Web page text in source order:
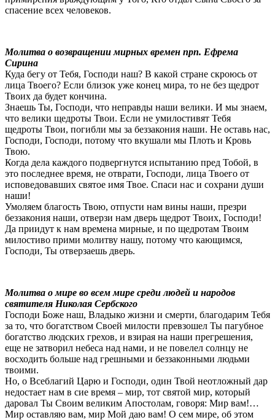
спасение всех человеков.
Молитва о возвращении мирных времен прп. Ефрема
Сирина
Куда бегу от Тебя, Господи наш? В какой стране скроюсь от
лица Твоего? Если близок уже конец мира, то не без щедрот
Твоих да будет кончина.
Знаешь Ты, Господи, что неправды наши велики. И мы знаем,
что велики щедроты Твои. Если не умилостивят Тебя
щедроты Твои, погибли мы за беззакония наши. Не оставь нас,
Господи, Господи, потому что вкушали мы Плоть и Кровь
Твою.
Когда дела каждого подвергнутся испытанию пред Тобой, в
это последнее время, не отврати, Господи, лица Твоего от
исповедовавших святое имя Твое. Спаси нас и сохрани души
наши!
Умоляем благость Твою, отпусти нам вины наши, презри
беззакония наши, отверзи нам дверь щедрот Твоих, Господи!
Да приидут к нам времена мирные, и по щедротам Твоим
милостиво прими молитву нашу, потому что кающимся,
Господи, Ты отверзаешь дверь.
Молитва о мире во всем мире среди людей и народов
святителя Николая Сербского
Господи Боже наш, Владыко жизни и смерти, благодарим Тебя
за то, что богатством Своей милости превзошел Ты пагубное
богатство людских грехов, и взирая на наши прегрешения,
еще не затворил небеса над нами, и не повелел солнцу не
восходить больше над грешными и беззаконными людьми
твоими.
Но, о Всеблагий Царю и Господи, один Твой неотложный дар
недостает нам в сие время – мир, тот святой мир, который
даровал Ты Своим великим Апостолам, говоря: Мир вам!…
Мир оставляю вам, мир Мой даю вам! О сем мире, об этом